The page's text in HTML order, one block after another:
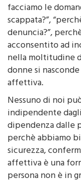
facciamo le
scappata?”,
denuncia?”,
acconsentito ad
nella moltitudine
donne si
affettiva.
Nessuno di noi
indipendente
dipendenza dalle
perchè abbiamo
sicurezza,
affettiva è una
persona non è in